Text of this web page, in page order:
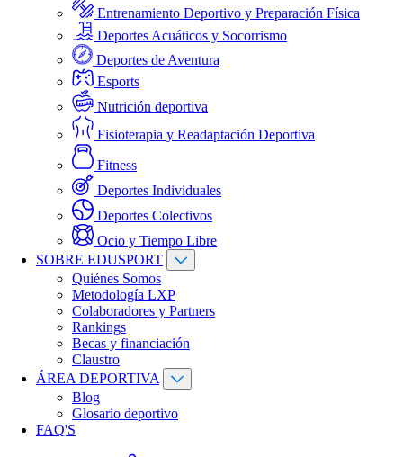
Entrenamiento Deportivo y Preparación Física
Deportes Acuáticos y Socorrismo
Deportes de Aventura
Esports
Nutrición deportiva
Fisioterapia y Readaptación Deportiva
Fitness
Deportes Individuales
Deportes Colectivos
Ocio y Tiempo Libre
SOBRE EDUSPORT
Quiénes Somos
Metodología LXP
Colaboradores y Partners
Rankings
Becas y financiación
Claustro
ÁREA DEPORTIVA
Blog
Glosario deportivo
FAQ'S